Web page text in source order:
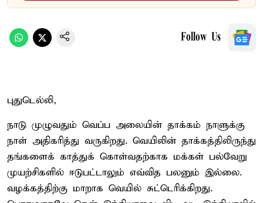
Follow Us
புதுடெல்லி,
நாடு முழுவதும் வெப்ப அலையின் தாக்கம் நாளுக்கு
நாள் அதிகரித்து வருகிறது. வெயிலின் தாக்கத்திலிருந்து
தங்களைக் காத்துக் கொள்வதற்காக மக்கள் பல்வேறு
முயற்சிகளில் ஈடுபட்டாலும் எவ்வித பலனும் இல்லை.
வழக்கத்திற்கு மாறாக வெயில் சுட்டெரிக்கிறது.